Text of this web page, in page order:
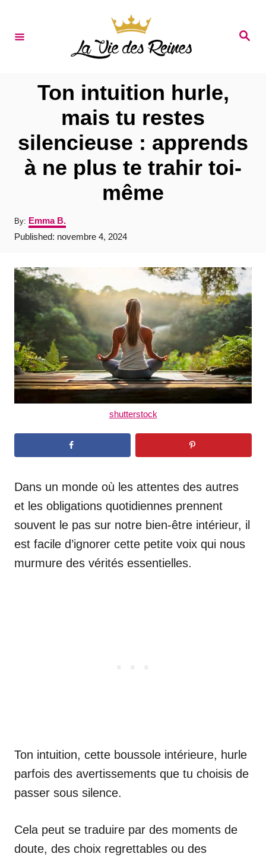
S
Ton intuition hurle,
mais tu restes
silencieuse : apprends
à ne plus te trahir toi-
même
By: A
u
t
o
r
Emma B.
P
t
e
n
Published: novembre 4, 2024
shutterstock
Dans un monde où les attentes des autres
et les obligations quotidiennes prennent
souvent le pas sur notre bien-être intérieur, il
est facile d’ignorer cette petite voix qui nous
murmure des vérités essentielles.
Ton intuition, cette boussole intérieure, hurle
parfois des avertissements que tu choisis de
passer sous silence.
Cela peut se traduire par des moments de
doute, des choix regrettables ou des